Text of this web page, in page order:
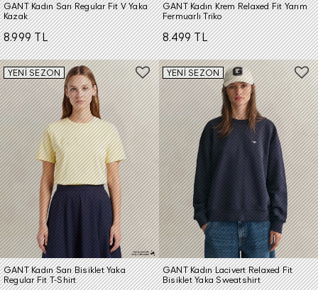
GANT Kadın Sarı Regular Fit V Yaka
Kazak
8.999 TL
GANT Kadın Krem Relaxed Fit Yarım
Fermuarlı Triko
8.499 TL
YENİ SEZON
GANT Kadın Sarı Bisiklet Yaka
Regular Fit T-Shirt
YENİ SEZON
GANT Kadın Lacivert Relaxed Fit
Bisiklet Yaka Sweatshirt